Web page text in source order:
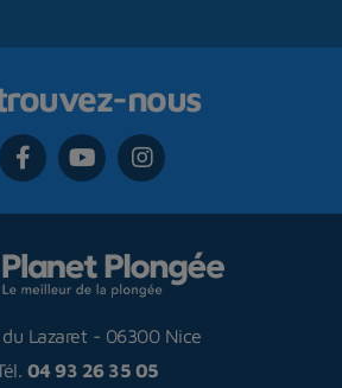
nous
du Lazaret - 06300 Nice
04 93 26 35 05